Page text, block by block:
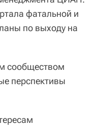
фатальной и
по выходу на
сообществом
перспективы